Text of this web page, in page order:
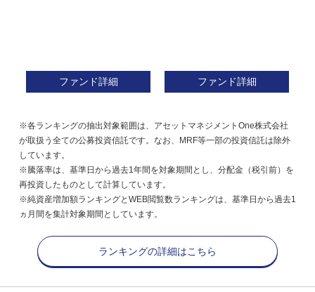
ファンド詳細 ファンド詳細
※各ランキングの抽出対象範囲は、アセットマネジメントOne株式会社
が取扱う全ての公募投資信託です。なお、MRF等一部の投資信託は除外
しています。
※騰落率は、基準日から過去1年間を対象期間とし、分配金（税引前）を
再投資したものとして計算しています。
※純資産増加額ランキングとWEB閲覧数ランキングは、基準日から過去1
ヵ月間を集計対象期間としています。
ランキングの詳細はこちら